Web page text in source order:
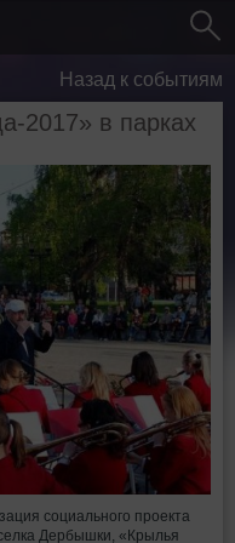
Назад к событиям
2017» в парках
социального проекта
Дербышки, «Крылья